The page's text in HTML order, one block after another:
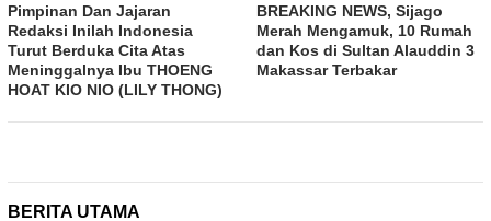
Pimpinan Dan Jajaran
Redaksi Inilah Indonesia
Turut Berduka Cita Atas
Meninggalnya Ibu THOENG
HOAT KIO NIO (LILY THONG)
BREAKING NEWS, Sijago
Merah Mengamuk, 10 Rumah
dan Kos di Sultan Alauddin 3
Makassar Terbakar
BERITA UTAMA